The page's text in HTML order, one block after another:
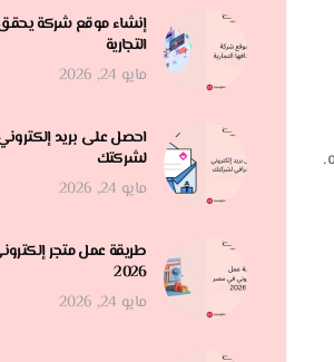
إنشاء موقع شركة
التجارية
مايو 24, 2026
احصل على بريد
لشركتك
مايو 24, 2026
طريقة عمل متجر
2026
مايو 24, 2026